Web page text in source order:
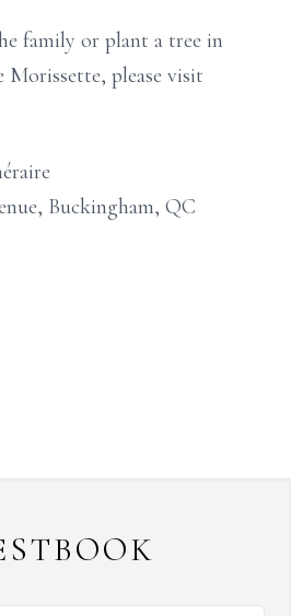
family or plant a tree in
Morissette, please visit
Buckingham, QC